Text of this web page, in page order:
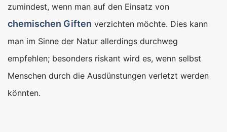
zumindest, wenn man auf den Einsatz von
chemischen Giften verzichten möchte. Dies kann
man im Sinne der Natur allerdings durchweg
empfehlen; besonders riskant wird es, wenn selbst
Menschen durch die Ausdünstungen verletzt werden
könnten.